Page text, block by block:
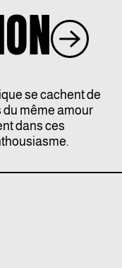
se cachent de
même amour
dans ces